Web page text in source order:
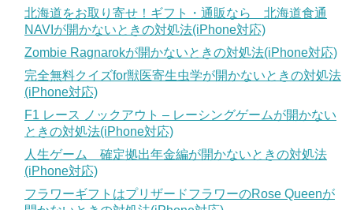
北海道をお取り寄せ！ギフト・通販なら 北海道食通
NAVIが開かないときの対処法(iPhone対応)
Zombie Ragnarokが開かないときの対処法(iPhone対応)
完全無料クイズfor獣医寄生虫学が開かないときの対処法
(iPhone対応)
F1 レース ノックアウト – レーシングゲームが開かない
ときの対処法(iPhone対応)
人生ゲーム 確定拠出年金編が開かないときの対処法
(iPhone対応)
フラワーギフトはプリザードフラワーのRose Queenが